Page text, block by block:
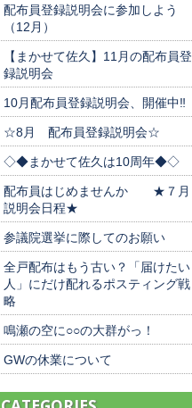
配布員登録説明会に参加しよう
（12月）
【まかせて佐久】11月の配布員登
録説明会
10月配布員登録説明会、開催中‼
☆8月 配布員登録説明会☆
◇◆まかせて佐久は10周年◆◇
配布員はじめませんか ★７月
説明会日程★
参議院選挙に際してのお願い
全戸配布はもう古い？「届けたい
人」にだけ配れるポスティング戦
略
鳴瀬の空に○○の大群がっ！
GWの休業について